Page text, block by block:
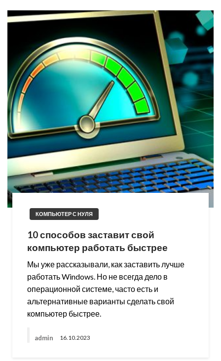
КОМПЬЮТЕР С НУЛЯ
10 способов заставит свой
компьютер работать быстрее
Мы уже рассказывали, как заставить лучше
работать Windows. Но не всегда дело в
операционной системе, часто есть и
альтернативные варианты сделать свой
компьютер быстрее.
admin 16.10.2023